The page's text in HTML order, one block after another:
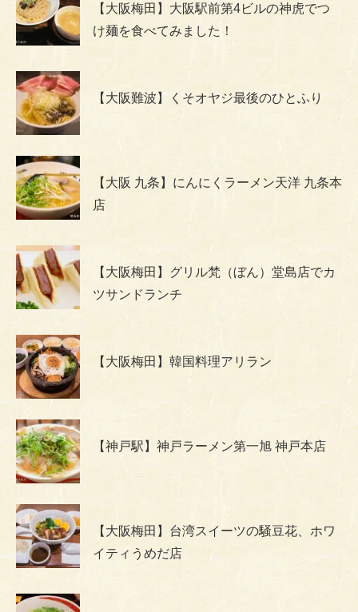
【大阪梅田】大阪駅前第4ビルの神虎でつ
け麺を食べてみました！
【大阪難波】くそオヤジ最後のひとふり
【大阪 九条】にんにくラーメン天洋 九条本
店
【大阪梅田】グリル梵（ぼん）堂島店でカ
ツサンドランチ
【大阪梅田】韓国料理アリラン
【神戸駅】神戸ラーメン第一旭 神戸本店
【大阪梅田】台湾スイーツの騒豆花、ホワ
イティうめだ店